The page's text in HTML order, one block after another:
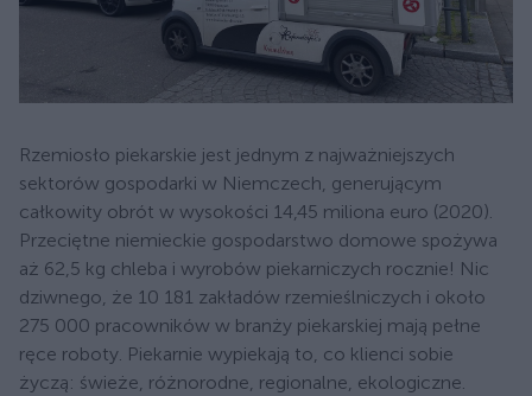
Rzemiosło piekarskie jest jednym z najważniejszych
sektorów gospodarki w Niemczech, generującym
całkowity obrót w wysokości 14,45 miliona euro (2020).
Przeciętne niemieckie gospodarstwo domowe spożywa
aż 62,5 kg chleba i wyrobów piekarniczych rocznie! Nic
dziwnego, że 10 181 zakładów rzemieślniczych i około
275 000 pracowników w branży piekarskiej mają pełne
ręce roboty. Piekarnie wypiekają to, co klienci sobie
życzą: świeże, różnorodne, regionalne, ekologiczne.